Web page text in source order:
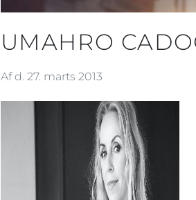
UMAHRO
Af d. 27. marts 2013